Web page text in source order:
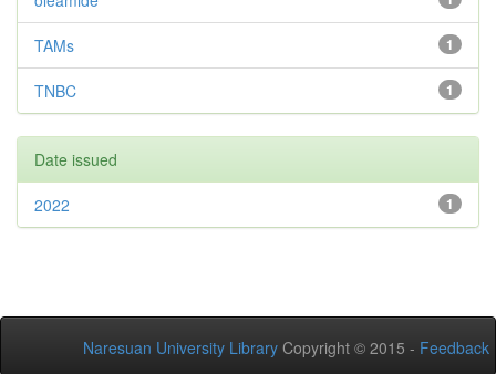
1
TAMs
1
TNBC
Date issued
1
2022
Naresuan University Library Copyright © 2015 - Feedback